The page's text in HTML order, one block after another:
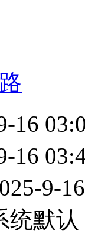
16
16
9-
统默认